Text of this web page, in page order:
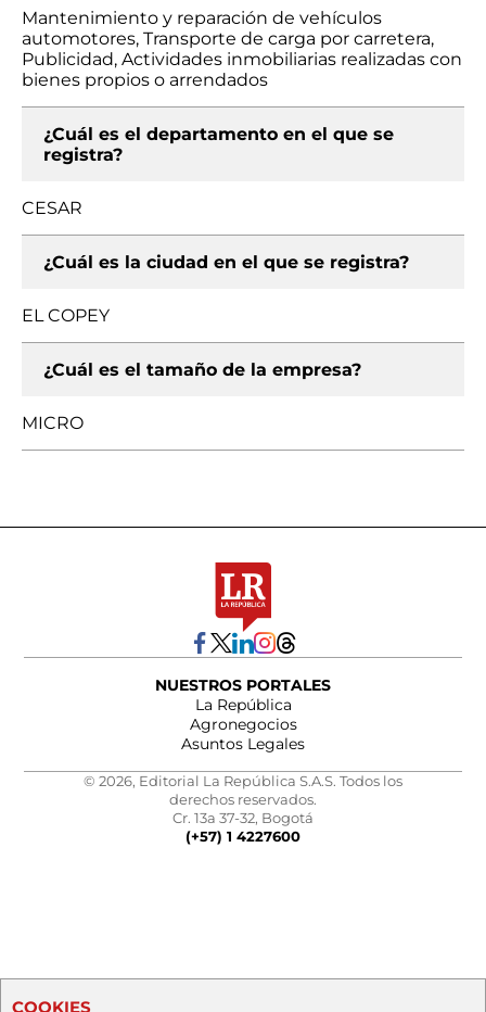
Mantenimiento y reparación de vehículos
automotores, Transporte de carga por carretera,
Publicidad, Actividades inmobiliarias realizadas con
bienes propios o arrendados
¿Cuál es el departamento en el que se
registra?
CESAR
¿Cuál es la ciudad en el que se registra?
EL COPEY
¿Cuál es el tamaño de la empresa?
MICRO
NUESTROS PORTALES
La República
Agronegocios
Asuntos Legales
© 2026, Editorial La República S.A.S. Todos los
derechos reservados.
Cr. 13a 37-32, Bogotá
(+57) 1 4227600
COOKIES